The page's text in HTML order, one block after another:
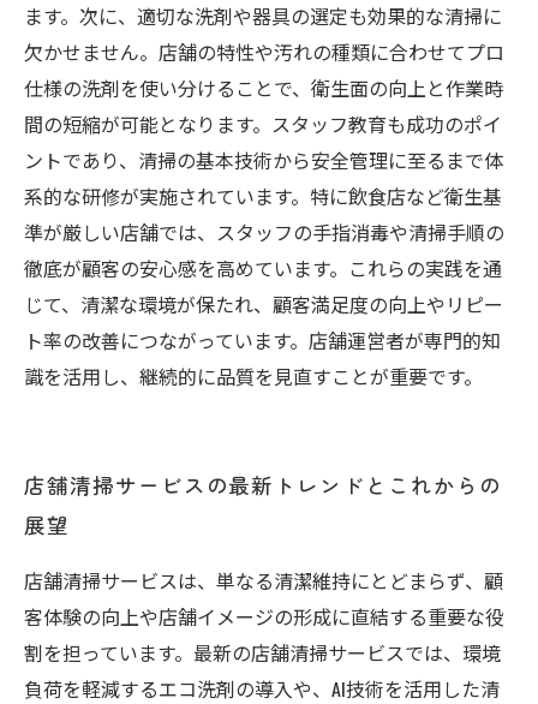
ます。次に、適切な洗剤や器具の選定も効果的な清掃に
欠かせません。店舗の特性や汚れの種類に合わせてプロ
仕様の洗剤を使い分けることで、衛生面の向上と作業時
間の短縮が可能となります。スタッフ教育も成功のポイ
ントであり、清掃の基本技術から安全管理に至るまで体
系的な研修が実施されています。特に飲食店など衛生基
準が厳しい店舗では、スタッフの手指消毒や清掃手順の
徹底が顧客の安心感を高めています。これらの実践を通
じて、清潔な環境が保たれ、顧客満足度の向上やリピー
ト率の改善につながっています。店舗運営者が専門的知
識を活用し、継続的に品質を見直すことが重要です。
店舗清掃サービスの最新トレンドとこれからの
展望
店舗清掃サービスは、単なる清潔維持にとどまらず、顧
客体験の向上や店舗イメージの形成に直結する重要な役
割を担っています。最新の店舗清掃サービスでは、環境
負荷を軽減するエコ洗剤の導入や、AI技術を活用した清